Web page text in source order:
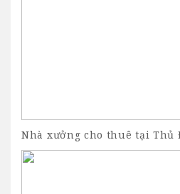
Nhà xưởng cho thuê tại Thủ